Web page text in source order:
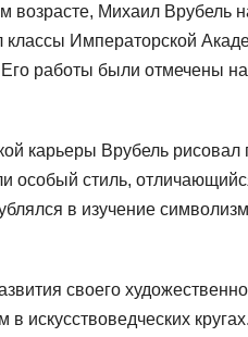
возрасте, Михаил Врубель
Императорской
Его работы были отмечены
карьеры Врубель
особый стиль,
в изучение
своего
в искусствоведческих